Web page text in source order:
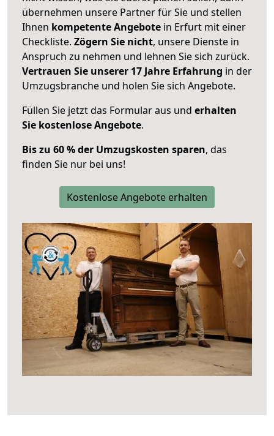
übernehmen unsere Partner für Sie und stellen
Ihnen kompetente Angebote in Erfurt mit einer
Checkliste. Zögern Sie nicht, unsere Dienste in
Anspruch zu nehmen und lehnen Sie sich zurück.
Vertrauen Sie unserer 17 Jahre Erfahrung in der
Umzugsbranche und holen Sie sich Angebote.
Füllen Sie jetzt das Formular aus und erhalten
Sie kostenlose Angebote.
Bis zu 60 % der Umzugskosten sparen, das
finden Sie nur bei uns!
Kostenlose Angebote erhalten